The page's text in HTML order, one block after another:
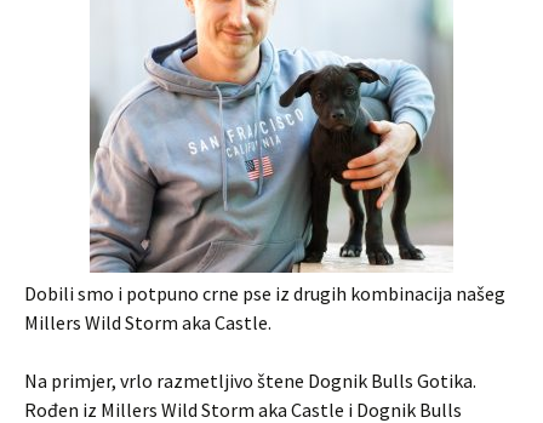
Dobili smo i potpuno crne pse iz drugih kombinacija našeg
Millers Wild Storm aka Castle.
Na primjer, vrlo razmetljivo štene Dognik Bulls Gotika.
Rođen iz Millers Wild Storm aka Castle i Dognik Bulls